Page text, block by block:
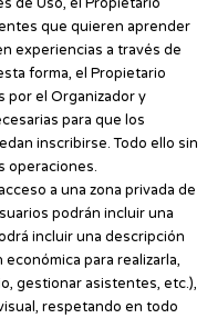
que quieren aprender
experiencias a través de
forma, el Propietario
por el Organizador y
para que los
inscribirse. Todo ello sin
operaciones.
a una zona privada de
podrán incluir una
incluir una descripción
para realizarla,
gestionar asistentes, etc.),
respetando en todo